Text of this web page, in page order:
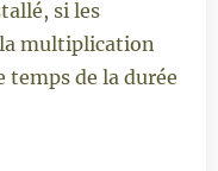
si les
multiplication
temps de la durée